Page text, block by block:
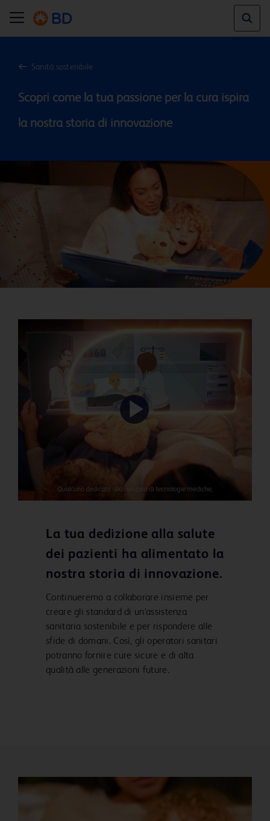
Sanità sostenibile
Scopri come la tua passione per la cura ispira
Play
Video
La tua dedizione alla salute
dei pazienti ha alimentato la
nostra storia di innovazione.
Continueremo a collaborare insieme per
creare gli standard di un'assistenza
sanitaria sostenibile e per rispondere alle
sfide di domani. Così, gli operatori sanitari
potranno fornire cure sicure e di alta
qualità alle generazioni future.